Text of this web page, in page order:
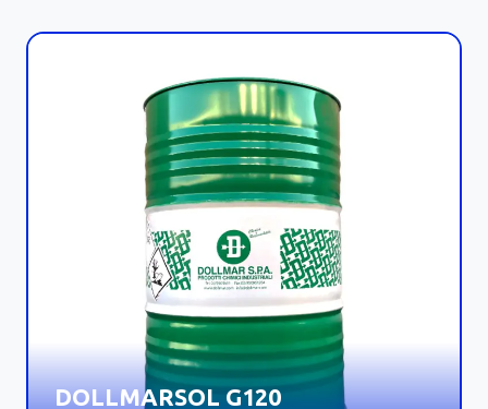
DOLLMARSOL G120